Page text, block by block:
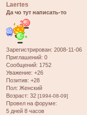
Laertes
Да чо тут написать-то
Зарегистрирован: 2008-11-06
Приглашений: 0
Сообщений: 1752
Уважение: +26
Позитив: +28
Пол: Женский
Возраст: 32 [1994-08-09]
Провел на форуме:
5 дней 8 часов